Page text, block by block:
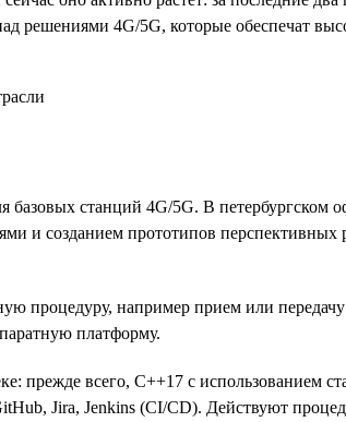
решениями 4G/5G, которые обеспечат
станций 4G/5G. В петербургском
и созданием прототипов
процедуру, например прием или
платформу.
прежде всего, С++17 с использованием
Jira, Jenkins (CI/CD). Действуют